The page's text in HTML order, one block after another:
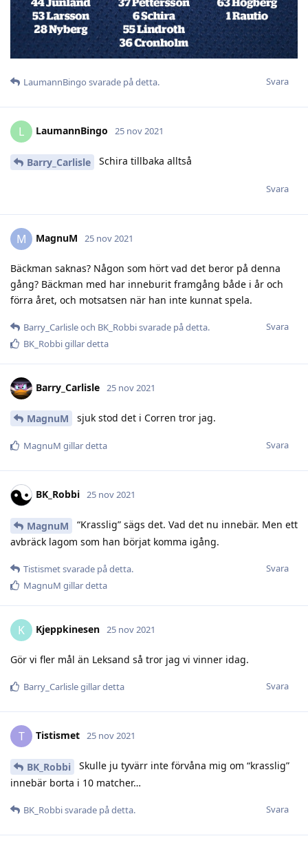
Svara
LaumannBingo svarade på detta.
L LaumannBingo 25 nov 2021
Barry_Carlisle Schira tillbaka alltså
Svara
M MagnuM 25 nov 2021
Bäckman saknas? Någon som hört vad det beror på denna
gång? Bäckman med har inneburit framgång både i år och
förra året, och motsatsen när han inte kunnat spela.
Svara
Barry_Carlisleoch BK_Robbisvarade på detta.
BK_Robbigillar detta
Barry_Carlisle 25 nov 2021
MagnuM sjuk stod det i Corren tror jag.
Svara
MagnuM gillar detta
BK_Robbi 25 nov 2021
MagnuM
“Krasslig” sägs det. Vad det nu innebär. Men ett
avbräck lagom som han börjat komma igång.
Svara
Tistismetsvarade på detta.
MagnuM gillar detta
K Kjeppkinesen 25 nov 2021
Gör vi fler mål än Leksand så tror jag vi vinner idag.
Svara
Barry_Carlislegillar detta
T Tistismet 25 nov 2021
BK_Robbi
Skulle ju tyvärr inte förvåna mig om “krasslig”
innebär borta i 10 matcher…
Svara
BK_Robbisvarade på detta.